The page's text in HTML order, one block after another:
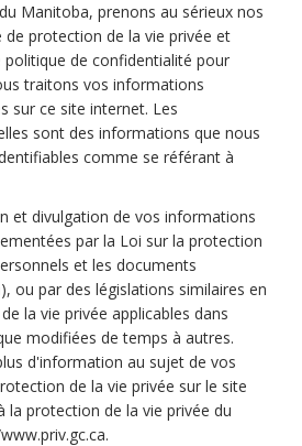
Manitoba, prenons au sérieux nos
protection de la vie privée et
de confidentialité pour
traitons vos informations
sur ce site internet. Les
sont des informations que nous
comme se référant à
et divulgation de vos informations
par la Loi sur la protection
et les documents
ou par des législations similaires en
la vie privée applicables dans
modifiées de temps à autres.
d'information au sujet de vos
de la vie privée sur le site
la protection de la vie privée du